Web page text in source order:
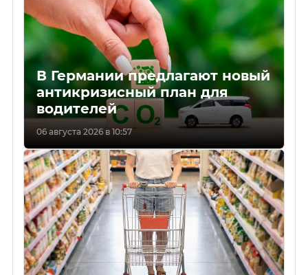
В Германии предлагают новый
антикризисный план для
водителей
06 августа 2026 в 10:57